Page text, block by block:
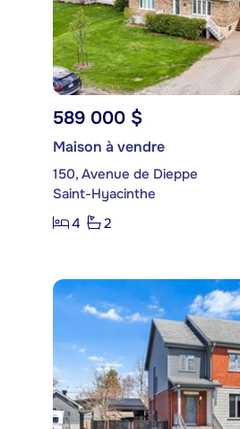
589 000 $
Maison à vendre
150, Avenue de Dieppe
Saint-Hyacinthe
4
2